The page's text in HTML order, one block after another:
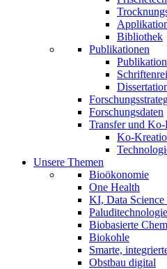
Bibliothek
Publikationen
Forschungsdaten
Transfer und
Ko-
Unsere Themen
Bioökonomie
One Health
KI, Data
Biobasierte
Biokohle
Smarte,
Obstbau digital